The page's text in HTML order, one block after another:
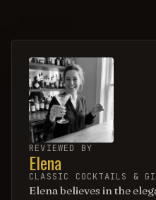
REVIEWED BY
Elena
CLASSIC COCKTAILS &
Elena believes in the